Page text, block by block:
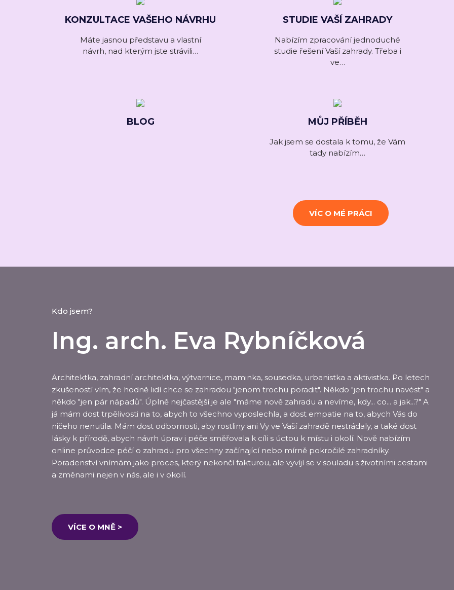
KONZULTACE VAŠEHO NÁVRHU
Máte jasnou představu a vlastní
návrh, nad kterým jste strávili…
STUDIE VAŠÍ ZAHRADY
Nabízím zpracování jednoduché
studie řešení Vaší zahrady. Třeba i
ve…
BLOG MŮJ PŘÍBĚH
Jak jsem se dostala k tomu, že Vám
tady nabízím…
VÍC O MÉ PRÁCI
Kdo jsem?
Ing. arch. Eva Rybníčková
Architektka, zahradní architektka, výtvarnice, maminka, sousedka, urbanistka a aktivistka. Po letech
zkušeností vím, že hodně lidí chce se zahradou "jenom trochu poradit". Někdo "jen trochu navést" a
někdo "jen pár nápadů". Úplně nejčastější je ale "máme nově zahradu a nevíme, kdy... co... a jak...?" A
já mám dost trpělivosti na to, abych to všechno vyposlechla, a dost empatie na to, abych Vás do
ničeho nenutila. Mám dost odbornosti, aby rostliny ani Vy ve Vaší zahradě nestrádaly, a také dost
lásky k přírodě, abych návrh úprav i péče směřovala k cíli s úctou k místu i okolí. Nově nabízím
online průvodce péčí o zahradu pro všechny začínající nebo mírně pokročilé zahradníky.
Poradenství vnímám jako proces, který nekončí fakturou, ale vyvíjí se v souladu s životními cestami
a změnami nejen v nás, ale i v okolí.
VÍCE O MNĚ >